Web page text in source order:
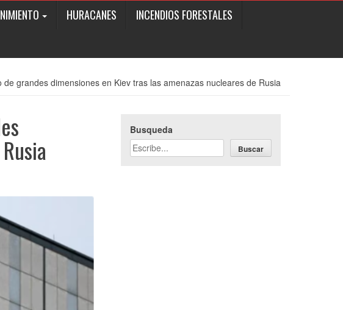
HURACANES
INCENDIOS FORESTALES
grandes dimensiones en Kiev tras las amenazas nucleares de Rusia
Busqueda
Buscar